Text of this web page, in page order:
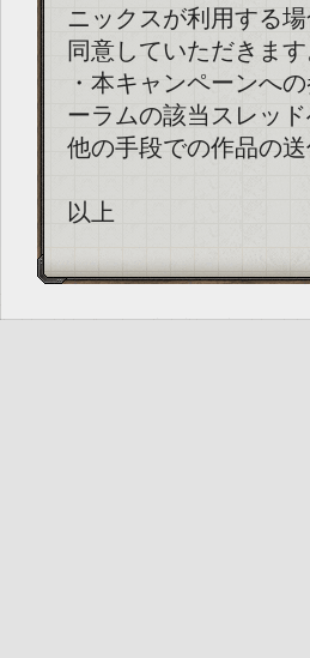
ニックスが利用する
同意していただきます
・本キャンペーンへ
ーラムの該当スレッ
他の手段での作品の
以上